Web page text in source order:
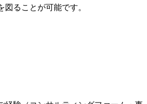
図ることが可能です。